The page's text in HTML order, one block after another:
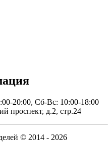
20:00, Сб-Вс: 10:00-18:00
проспект, д.2, стр.24
© 2014 - 2026